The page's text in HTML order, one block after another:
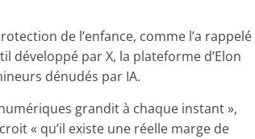
de l’enfance, comme l’a rappelé
développé par X, la plateforme d’Elon
dénudés par IA.
grandit à chaque instant »,
« qu’il existe une réelle marge de